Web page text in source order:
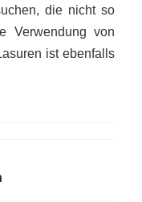
die nicht so
Verwendung von
ist ebenfalls